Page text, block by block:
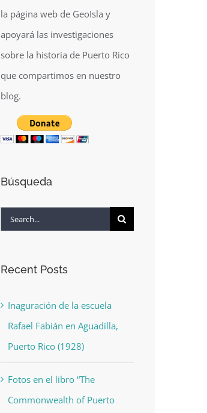
la página web de GeoIsla y
apoyará las investigaciones
sobre la historia de Puerto Rico
que compartimos en nuestro
blog.
Búsqueda
Search
Recent Posts
Inaguración de la escuela
Rafael Fabián en Aguadilla,
Puerto Rico (1928)
Fotos en el libro “The
Commonwealth of Puerto